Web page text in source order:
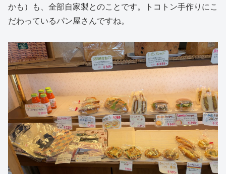
かも）も、全部自家製とのことです。トコトン手作りにこ
だわっているパン屋さんですね。